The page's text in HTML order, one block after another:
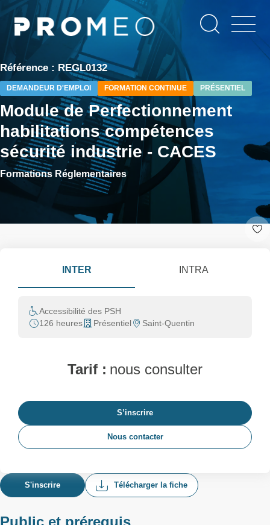
Aller
contenu
Référence : REGL0132
DEMANDEUR D'EMPLOI FORMATION CONTINUE PRÉSENTIEL
Module de Perfectionnement
habilitations compétences
sécurité industrie - CACES
Formations Réglementaires
S'inscrire Télécharger la fiche
Public et prérequis
INTER INTRA
Accessibilité des PSH
126 heures
Présentiel Saint-Quentin
Tarif : nous consulter
S’inscrire
Nous contacter
Panneau de gestion des cookies